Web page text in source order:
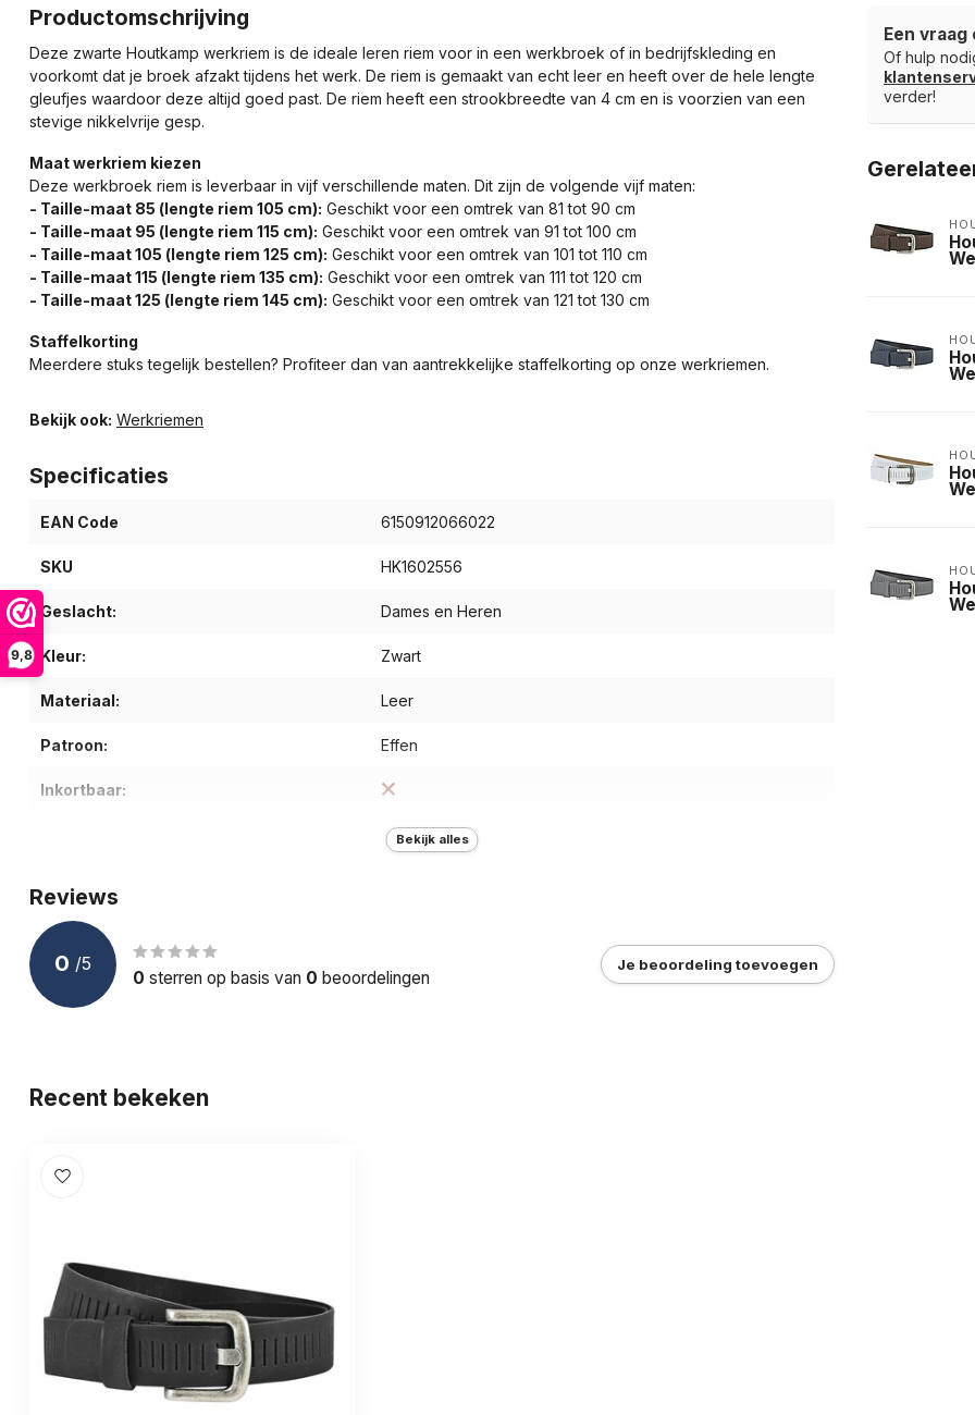
9,8
Productomschrijving
Deze zwarte Houtkamp werkriem is de ideale leren riem voor in een werkbroek of in bedrijfskleding en
voorkomt dat je broek afzakt tijdens het werk. De riem is gemaakt van echt leer en heeft over de hele lengte
gleufjes waardoor deze altijd goed past. De riem heeft een strookbreedte van 4 cm en is voorzien van een
stevige nikkelvrije gesp.
Maat werkriem kiezen
Deze werkbroek riem is leverbaar in vijf verschillende maten. Dit zijn de volgende vijf maten:
- Taille-maat 85 (lengte riem 105 cm): Geschikt voor een omtrek van 81 tot 90 cm
- Taille-maat 95 (lengte riem 115 cm): Geschikt voor een omtrek van 91 tot 100 cm
- Taille-maat 105 (lengte riem 125 cm): Geschikt voor een omtrek van 101 tot 110 cm
- Taille-maat 115 (lengte riem 135 cm): Geschikt voor een omtrek van 111 tot 120 cm
- Taille-maat 125 (lengte riem 145 cm): Geschikt voor een omtrek van 121 tot 130 cm
Staffelkorting
Meerdere stuks tegelijk bestellen? Profiteer dan van aantrekkelijke staffelkorting op onze werkriemen.
Bekijk ook: Werkriemen
Specificaties
EAN Code 6150912066022
SKU HK1602556
Geslacht: Dames en Heren
Kleur: Zwart
Materiaal: Leer
Patroon: Effen
Inkortbaar:
Werkriem
Gewicht (g):
Doelgroep: Volwassenen
Bekijk alles
Reviews
0 /5
0 sterren op basis van 0 beoordelingen
Je beoordeling toevoegen
Een
Of hulp
verder!
Recent bekeken